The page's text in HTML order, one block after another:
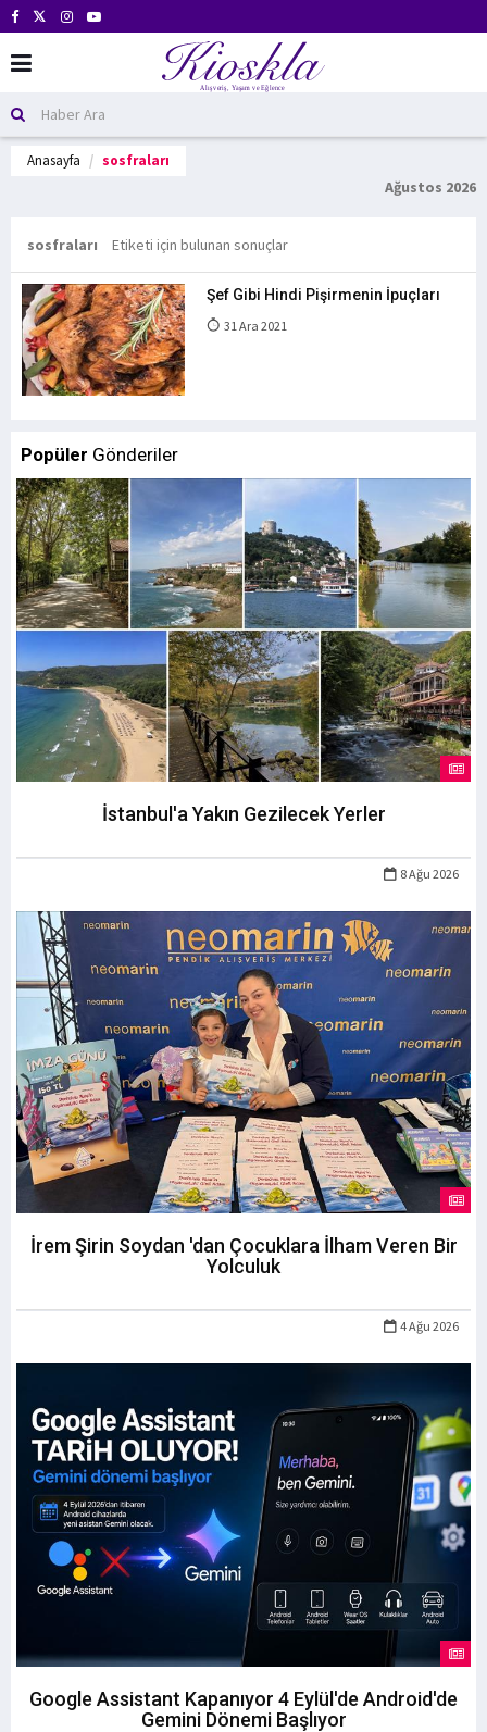
Anasayfa sosfraları
Ağustos 2026
sosfraları Etiketi için bulunan sonuçlar
Şef Gibi Hindi Pişirmenin İpuçları
31 Ara 2021
Popüler Gönderiler
İstanbul'a Yakın Gezilecek Yerler
8 Ağu 2026
İrem Şirin Soydan 'dan Çocuklara İlham Veren Bir
Yolculuk
4 Ağu 2026
Google Assistant Kapanıyor 4 Eylül'de Android'de
Gemini Dönemi Başlıyor